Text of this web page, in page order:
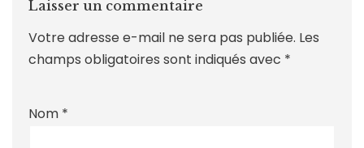
Laisser un commentaire
Votre adresse e-mail ne sera pas publiée. Les
champs obligatoires sont indiqués avec *
Nom *